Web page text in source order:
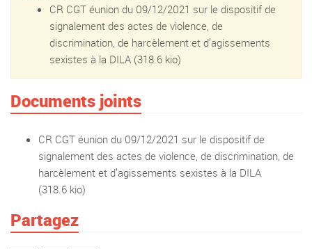
CR CGT éunion du 09/12/2021 sur le dispositif de
signalement des actes de violence, de
discrimination, de harcèlement et d’agissements
sexistes à la DILA (318.6 kio)
Documents joints
CR CGT éunion du 09/12/2021 sur le dispositif de
signalement des actes de violence, de discrimination, de
harcèlement et d’agissements sexistes à la DILA
(318.6 kio)
Partagez